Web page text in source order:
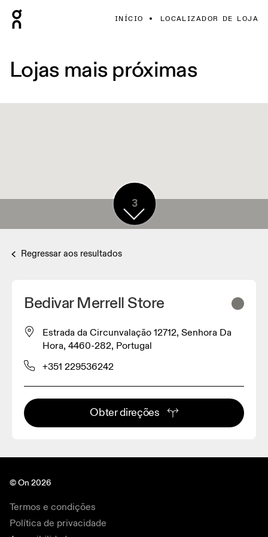
INÍCIO LOCALIZADOR DE LOJA
Lojas mais próximas
3
3
Regressar aos resultados
Bedivar Merrell Store
Estrada da Circunvalação 12712, Senhora Da
Hora, 4460-282, Portugal
+351 229536242
Obter direções
© On 2026
Termos e condições
Política de privacidade